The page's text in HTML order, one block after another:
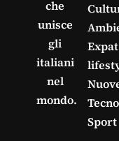
che
unisce
gli
italiani
nel
mondo.
Expat
Sport